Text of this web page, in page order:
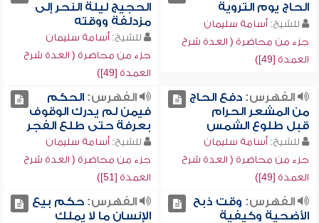
الحاج يوم التروية
للشيخ: أسامة سليمان
جزء من محاضرة ( العدة شرح
العمدة [49])
الحجيج ليلة النحر إلى
مزدلفة ووقته
للشيخ: أسامة سليمان
جزء من محاضرة ( العدة شرح
العمدة [49])
الفهرس:دفع الحاج
من المشعر الحرام
قبل طلوع الشمس
للشيخ: أسامة سليمان
جزء من محاضرة ( العدة شرح
العمدة [49])
الفهرس:الحكم
فيمن لم يدرك الوقوف
بعرفة حتى طلع الفجر
للشيخ: أسامة سليمان
جزء من محاضرة ( العدة شرح
العمدة [51])
الفهرس: وقت ذبح
الأضحية وكيفية
الفهرس:حكم بيع
الإنسان ما لا يملك